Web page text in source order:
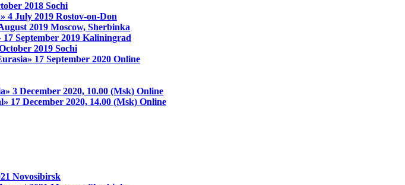
2018 Sochi
4 July 2019 Rostov-on-Don
2019 Moscow, Sherbinka
17 September 2019 Kaliningrad
2019 Sochi
17 September 2020 Online
3 December 2020, 10.00 (Msk) Online
17 December 2020, 14.00 (Msk) Online
Novosibirsk